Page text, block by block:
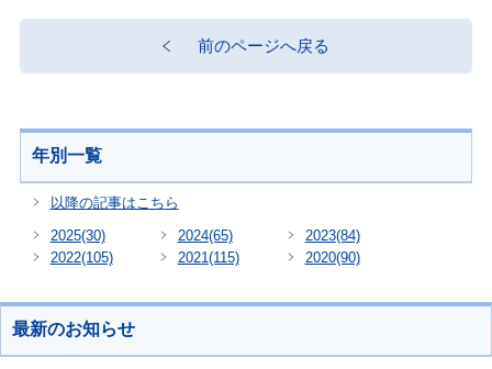
前のページへ戻る
年別一覧
以降の記事はこちら
2025(30) 2024(65) 2023(84)
2022(105) 2021 (115) 2020(90)
最新のお知らせ